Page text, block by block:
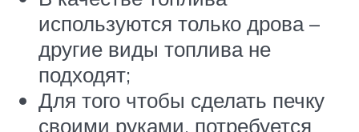
используются только дрова –
другие виды топлива не
подходят;
Для того чтобы сделать печку
своими руками, потребуется